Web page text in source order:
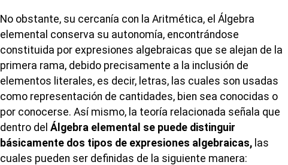
No obstante, su cercanía con la Aritmética, el Álgebra
elemental conserva su autonomía, encontrándose
constituida por expresiones algebraicas que se alejan de la
primera rama, debido precisamente a la inclusión de
elementos literales, es decir, letras, las cuales son usadas
como representación de cantidades, bien sea conocidas o
por conocerse. Así mismo, la teoría relacionada señala que
dentro del Álgebra elemental se puede distinguir
básicamente dos tipos de expresiones algebraicas, las
cuales pueden ser definidas de la siguiente manera: